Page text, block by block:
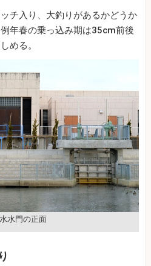
チ入り、大釣りがあるかどうか
年春の乗っ込み期は35cm前後
める。
水門の正面